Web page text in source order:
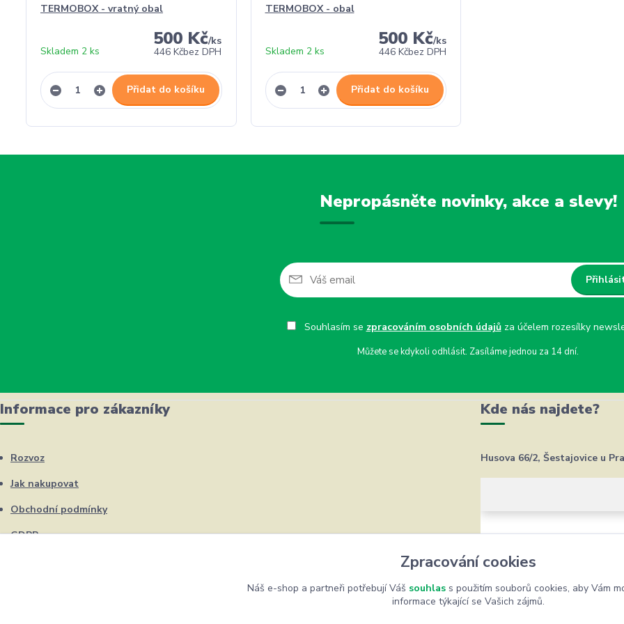
TERMOBOX - vratný obal
500 Kč/ks
446 Kčbez DPH
Skladem 2 ks
Přidat do košíku
TERMOBOX - obal
500 Kč/ks
446 Kčbez DPH
Skladem 2 ks
Přidat do košíku
Nepropásněte novinky, akce a slevy!
Souhlasím se zpracováním osobních údajůza účelem rozesílky
Můžete se kdykoli odhlásit. Zasíláme jednou za 14 dní.
Informace pro zákazníky
Rozvoz
Jak nakupovat
Obchodní podmínky
GDPR
Kde nás najdete?
Husova 66/2, Šestajovice u
Zpracování cookies
Náš e-shop a partneři potřebují Váš souhlass použitím souborů cookies, aby Vám
informace týkající se Vašich zájmů.